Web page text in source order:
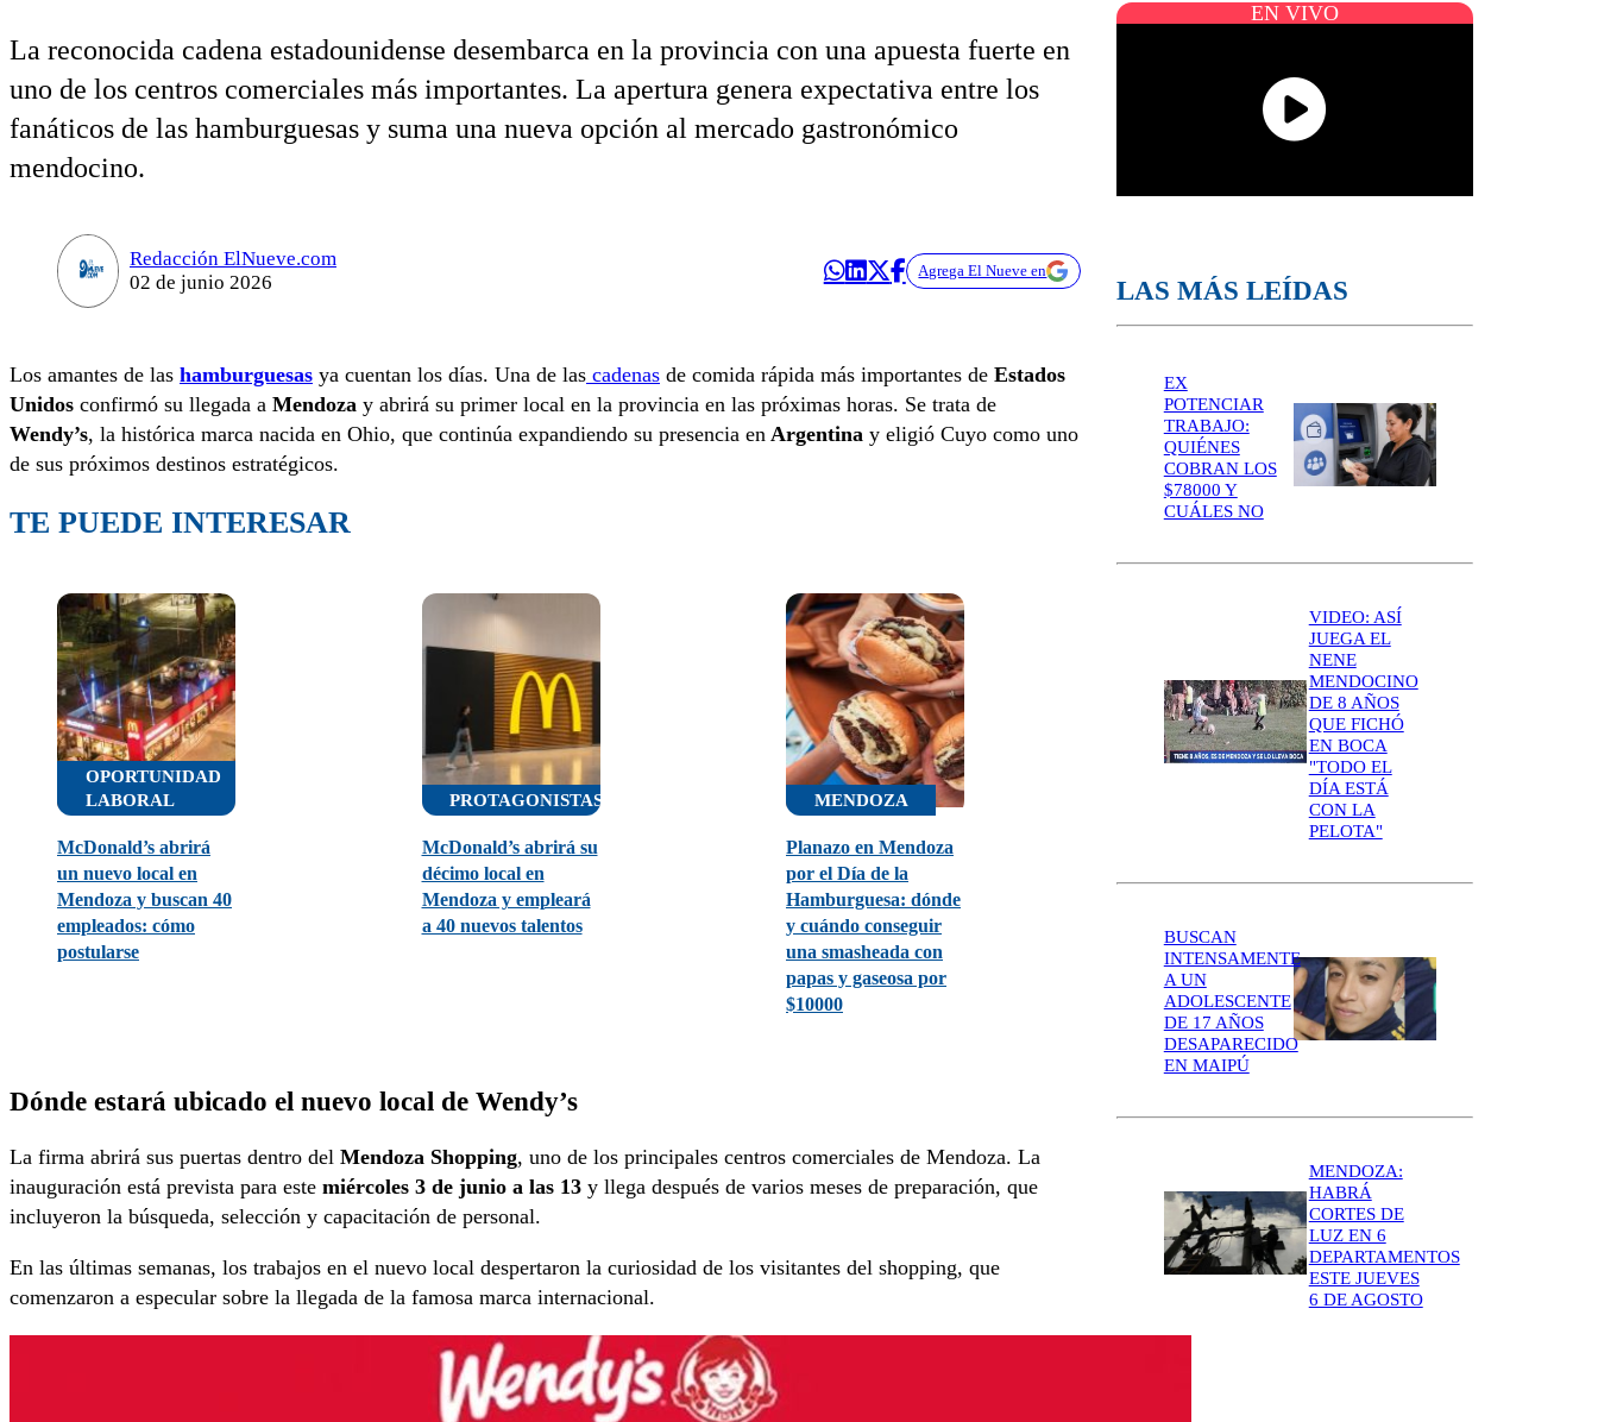
La reconocida cadena estadounidense desembarca en la provincia con una apuesta fuerte en
uno de los centros comerciales más importantes. La apertura genera expectativa entre los
fanáticos de las hamburguesas y suma una nueva opción al mercado gastronómico
mendocino.
Redacción ElNueve.com
02 de junio 2026
Agrega El Nueve en
Los amantes de las hamburguesas ya cuentan los días. Una de las cadenas de comida rápida más importantes de Estados
Unidos confirmó su llegada a Mendoza y abrirá su primer local en la provincia en las próximas horas. Se trata de
Wendy’s, la histórica marca nacida en Ohio, que continúa expandiendo su presencia en Argentina y eligió Cuyo como uno
de sus próximos destinos estratégicos.
TE PUEDE INTERESAR
OPORTUNIDAD
LABORAL
McDonald’s abrirá
un nuevo local en
Mendoza y buscan 40
empleados: cómo
postularse
PROTAGONISTAS
McDonald’s abrirá su
décimo local en
Mendoza y empleará
a 40 nuevos talentos
MENDOZA
Planazo en Mendoza
por el Día de la
Hamburguesa: dónde
y cuándo conseguir
una smasheada con
papas y gaseosa por
$10000
Dónde estará ubicado el nuevo local de Wendy’s
La firma abrirá sus puertas dentro del Mendoza Shopping, uno de los principales centros comerciales de Mendoza. La
inauguración está prevista para este miércoles 3 de junio a las 13 y llega después de varios meses de preparación, que
incluyeron la búsqueda, selección y capacitación de personal.
En las últimas semanas, los trabajos en el nuevo local despertaron la curiosidad de los visitantes del shopping, que
comenzaron a especular sobre la llegada de la famosa marca internacional.
EN VIVO
LAS MÁS LEÍDAS
EX
POTENCIAR
TRABAJO:
QUIÉNES
COBRAN LOS
$78000 Y
CUÁLES NO
VIDEO: ASÍ
JUEGA EL
NENE
MENDOCINO
DE 8 AÑOS
QUE FICHÓ
EN BOCA
"TODO EL
DÍA ESTÁ
CON LA
PELOTA"
BUSCAN
INTENSAMENTE
A UN
ADOLESCENTE
DE 17 AÑOS
DESAPARECIDO
EN MAIPÚ
MENDOZA:
HABRÁ
CORTES DE
LUZ EN 6
DEPARTAMENTOS
ESTE JUEVES
6 DE AGOSTO